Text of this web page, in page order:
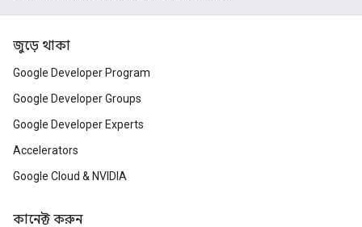
জুড়ে থাকা
Google Developer Program
Google Developer Groups
Google Developer Experts
Accelerators
Google Cloud & NVIDIA
কানেক্ট করুন